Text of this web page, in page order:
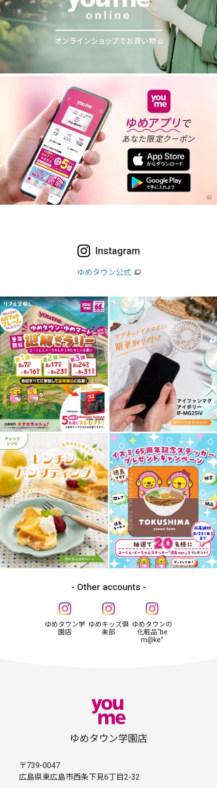
Instagram
ゆめタウン公式
Other accounts
ゆめタウン学
園店
ゆめキッズ俱
楽部
ゆめタウンの
化粧品“be
m@ke”
ゆめタウン学園店
〒739-0047
広島県東広島市西条下見6丁目2-32